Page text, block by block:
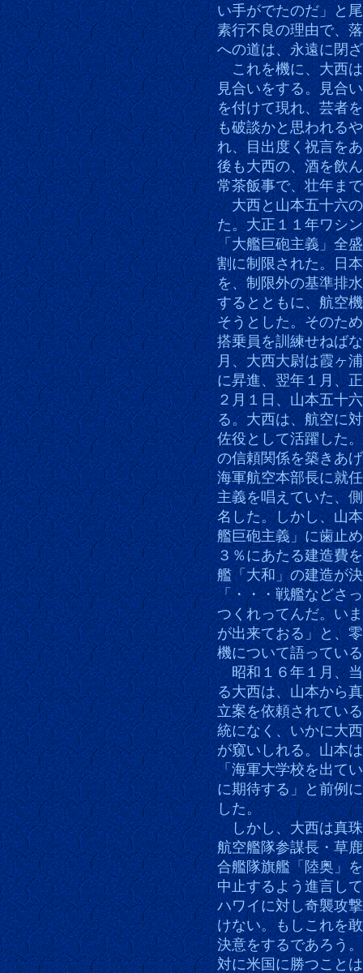
い手がでたのだ」と
素行不良の理由で、
への道は、永遠に閉
これを機に、大西は
見合いをする。見合
を付けて現れ、芸者
も破談かと思われる
れ、目出度く祝言を
後も大西の、酒を飲
常茶飯事で、壮年ま
大西と山本五十六の
た。大正１１年ワシ
「大艦巨砲主義」全
割に制限された。日
を、制限外の基準排
するとともに、航空
そうとした。そのた
搭乗員を訓練せねば
月、大西大尉は霞ヶ
に昇進、翌年１月、
２月１日、山本五十
る。大西は、航空に
佐役として活躍した
の信頼関係を築きあ
海軍航空本部長に就
主義を唱えていた、
名した。しかし、山
艦巨砲主義」に歯止
３％にあたる建造費
艦「大和」の建造が
「・・・戦艦などさ
つくれってんだ。い
が出来ておる」と、
機について語ってい
昭和１６年１月、当
る大西は、山本から
立案を依頼されてい
統になく、いかに大
が窺いしれる。山本
「海軍大学校を出て
に期待する」と前例
した。
しかし、大西は真珠
航空艦隊参謀長・草
合艦隊旗艦「陸奥」
中止するよう進言し
ハワイに対し奇襲攻
けない。もしこれを
決意をするであろう
対に米国に勝つこと